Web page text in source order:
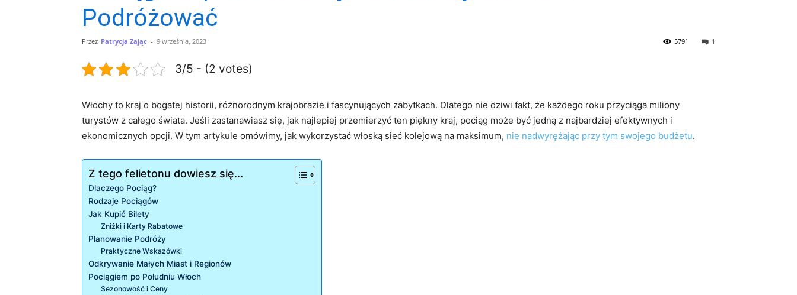
Podróżować
Przez Patrycja Zając - 9 września, 2023 1
5791
3/5 - (2 votes)
Włochy to kraj o bogatej historii, różnorodnym krajobrazie i fascynujących zabytkach. Dlatego nie dziwi fakt, że każdego roku przyciąga miliony
turystów z całego świata. Jeśli zastanawiasz się, jak najlepiej przemierzyć ten piękny kraj, pociąg może być jedną z najbardziej efektywnych i
ekonomicznych opcji. W tym artykule omówimy, jak wykorzystać włoską sieć kolejową na maksimum, nie nadwyrężając przy tym swojego budżetu.
Z tego felietonu dowiesz się...
Dlaczego Pociąg?
Rodzaje Pociągów
Jak Kupić Bilety
Zniżki i Karty Rabatowe
Planowanie Podróży
Praktyczne Wskazówki
Odkrywanie Małych Miast i Regionów
Pociągiem po Południu Włoch
Sezonowość i Ceny